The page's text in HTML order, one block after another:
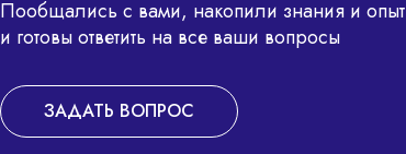
Пообщались с вами, накопили знания и опыт
и готовы ответить на все ваши вопросы
ЗАДАТЬ ВОПРОС